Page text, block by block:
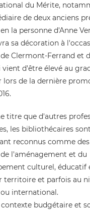
du Mérite,
de deux anciens
la personne d'Anne
sa décoration à
Clermont-Ferrand et
vient d'être élevé au
lors de la dernière
titre que d'autres
les bibliothécaires
reconnus comme
l'aménagement et du
culturel, éducatif
territoire et parfois au
international.
budgétaire et